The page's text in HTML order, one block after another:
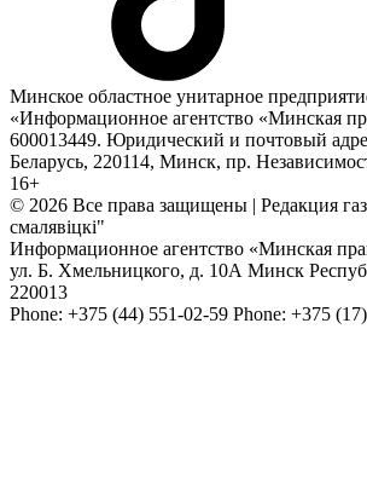
Минское областное унитарное
«Информационное агентство «Минская
600013449. Юридический и почтовый
Беларусь, 220114, Минск, пр.
16+
© 2026 Все права защищены | Редакция
смалявiцкi"
Информационное агентство «Минская
ул. Б. Хмельницкого, д. 10А Минск
220013
Phone: +375 (44) 551-02-59 Phone: +375